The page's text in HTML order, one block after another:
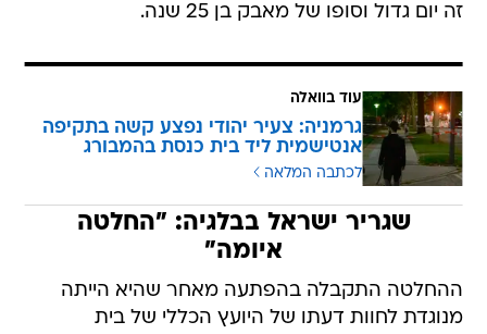
זה יום גדול וסופו של מאבק בן 25 שנה.
עוד בוואלה
גרמניה: צעיר יהודי נפצע קשה בתקיפה
אנטישמית ליד בית כנסת בהמבורג
לכתבה המלאה
שגריר ישראל בבלגיה: "החלטה
איומה"
ההחלטה התקבלה בהפתעה מאחר שהיא הייתה
מנוגדת לחוות דעתו של היועץ הכללי של בית